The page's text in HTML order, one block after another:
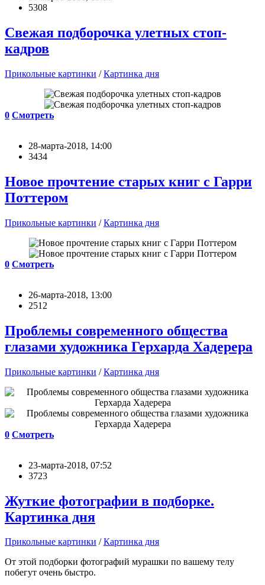
5308
Свежая подборочка улетных стоп-
кадров
Прикольные картинки /Картинка дня
0 Смотреть
28-марта-2018, 14:00
3434
Новое прочтение старых книг с Гарри
Поттером
Прикольные картинки /Картинка дня
0 Смотреть
26-марта-2018, 13:00
2512
Проблемы современного общества
глазами художника Герхарда Хадерера
Прикольные картинки /Картинка дня
0 Смотреть
23-марта-2018, 07:52
3723
Жуткие фотографии в подборке.
Картинка дня
Прикольные картинки /Картинка дня
От этой подборки фотографий мурашки по вашему телу
побегут очень быстро.